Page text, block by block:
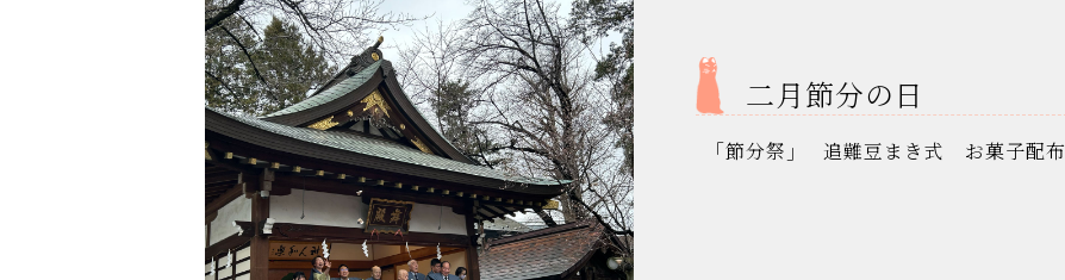
二月節分の日
｢節分祭｣ 追難豆まき式 お菓子配布